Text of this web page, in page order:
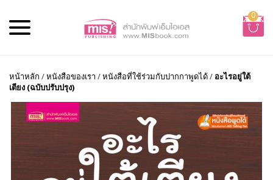
0
หน้าหลัก /หนังสือของเรา /หนังสือที่ใช้ร่วมกับปากกาพูดได้/ อะไรอยู่ใต้
เตียง (ฉบับปรับปรุง)